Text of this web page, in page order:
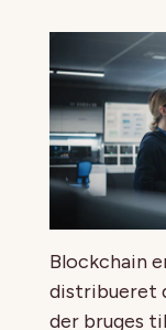
Blockchain
distribueret
der bruges